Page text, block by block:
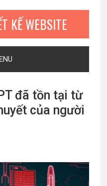
KẾ WEBSITE
đã tồn tại từ
của người